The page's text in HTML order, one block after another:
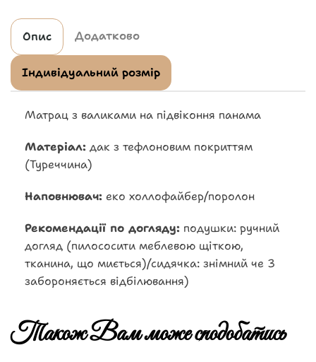
Опис Додатково
Індивідуальний розмір
Матрац з валиками на підвіконня панама
Матеріал: дак з тефлоновим покриттям
(Туреччина)
Наповнювач: еко холлофайбер/поролон
Рекомендації по догляду: подушки: ручний
догляд (пилососити меблевою щіткою,
тканина, що миється)/сидячка: знімний че 3
забороняється відбілювання)
Також Вам може сподобатись